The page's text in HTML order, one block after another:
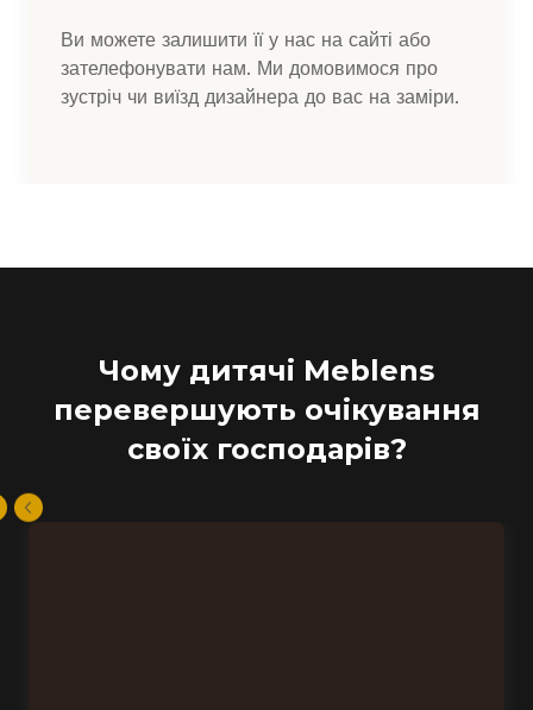
Ви можете залишити її у нас на сайті або
зателефонувати нам. Ми домовимося про
зустріч чи виїзд дизайнера до вас на заміри.
Чому дитячі Meblens
перевершують очікування
своїх господарів?